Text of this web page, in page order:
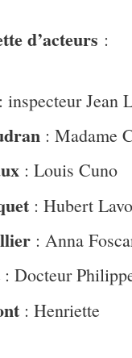
d’acteurs :
: inspecteur Jean
: Madame
: Louis Cuno
: Hubert
: Anna
: Docteur
: Henriette